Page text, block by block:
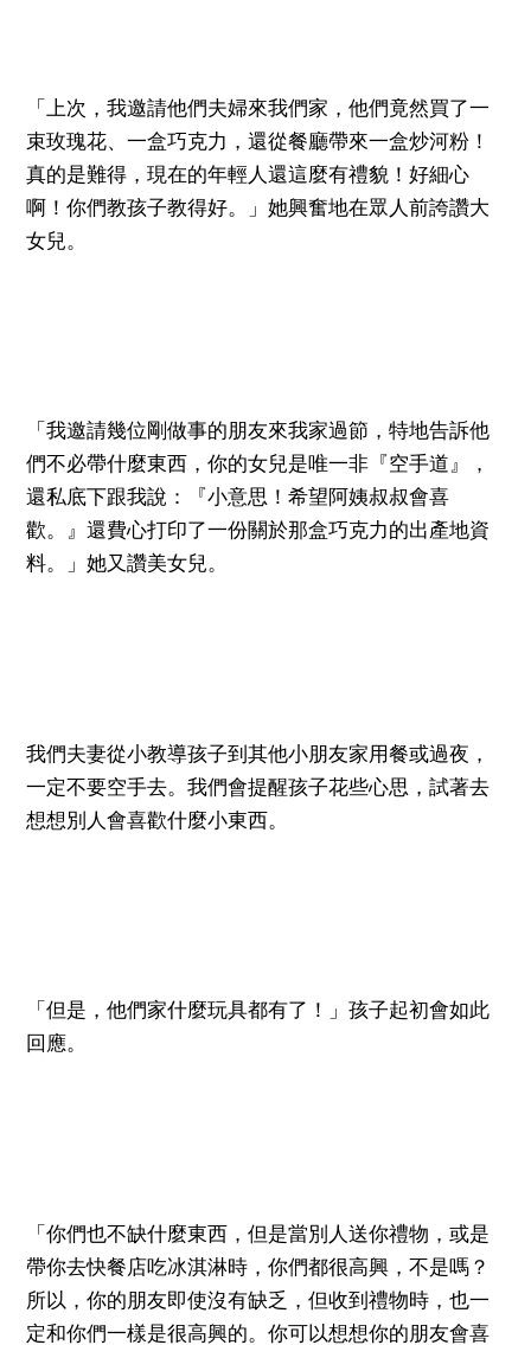
「上次，我邀請他們夫婦來我們家，他們竟然買了一
束玫瑰花、一盒巧克力，還從餐廳帶來一盒炒河粉！
真的是難得，現在的年輕人還這麼有禮貌！好細心
啊！你們教孩子教得好。」她興奮地在眾人前誇讚大
女兒。
「我邀請幾位剛做事的朋友來我家過節，特地告訴他
們不必帶什麼東西，你的女兒是唯一非『空手道』，
還私底下跟我說：『小意思！希望阿姨叔叔會喜
歡。』還費心打印了一份關於那盒巧克力的出產地資
料。」她又讚美女兒。
我們夫妻從小教導孩子到其他小朋友家用餐或過夜，
一定不要空手去。我們會提醒孩子花些心思，試著去
想想別人會喜歡什麼小東西。
「但是，他們家什麼玩具都有了！」孩子起初會如此
回應。
「你們也不缺什麼東西，但是當別人送你禮物，或是
帶你去快餐店吃冰淇淋時，你們都很高興，不是嗎？
所以，你的朋友即使沒有缺乏，但收到禮物時，也一
定和你們一樣是很高興的。你可以想想你的朋友會喜